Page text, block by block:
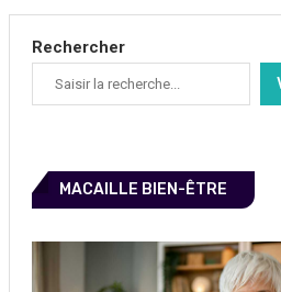
Rechercher
MACAILLE BIEN-ÊTRE